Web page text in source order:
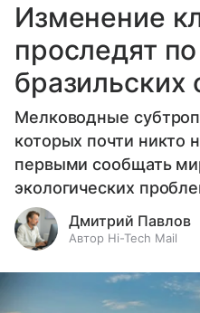
Изменение
проследят
бразильских
Мелководные
которых почти никто
первыми сообщать
экологических
Дмитрий Павлов
Автор Hi-Tech Mail